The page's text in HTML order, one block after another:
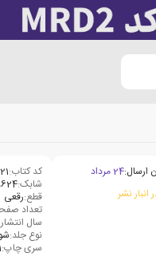
ارسال:24 مرداد
انبار نشر
کد کتاب:
شابک:
قطع:رقعی
تعداد
سال
نوع جلد:
سری چاپ: